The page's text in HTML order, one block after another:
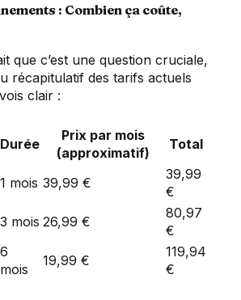
: Combien ça coûte,
que c’est une question cruciale,
récapitulatif des tarifs actuels
clair :
Durée
Prix par mois
(approximatif)
Total
1 mois 39,99 €
39,99
€
3 mois 26,99 €
80,97
€
6
mois
19,99 €
119,94
€